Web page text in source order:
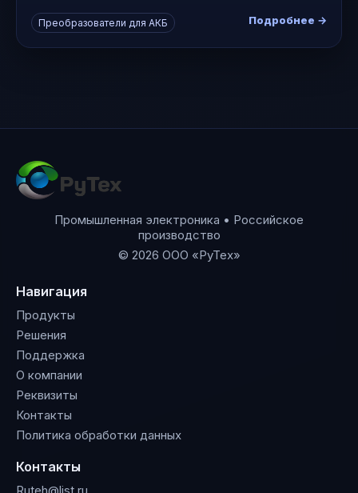
Преобразователи для АКБ Подробнее →
Промышленная электроника • Российское
производство
© 2026 ООО «РуТех»
Навигация
Продукты
Решения
Поддержка
О компании
Реквизиты
Контакты
Политика обработки данных
Контакты